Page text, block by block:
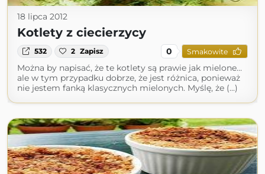
18 lipca 2012
Kotlety z ciecierzycy
532 2 Zapisz 0 Smakowite
Można by napisać, że te kotlety są prawie jak mielone…
ale w tym przypadku dobrze, że jest różnica, ponieważ
nie jestem fanką klasycznych mielonych. Myślę, że (...)